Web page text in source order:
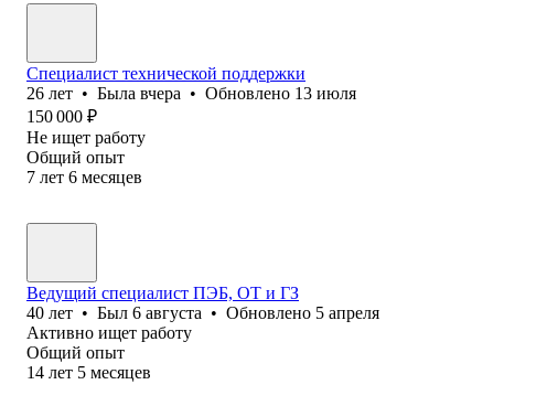
Специалист технической поддержки
26 лет • Была вчера • Обновлено 13 июля
150 000 ₽
Не ищет работу
Общий опыт
7 лет 6 месяцев
Ведущий специалист ПЭБ, ОТ и ГЗ
40 лет • Был 6 августа • Обновлено 5 апреля
Активно ищет работу
Общий опыт
14 лет 5 месяцев